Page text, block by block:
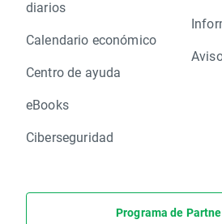
diarios
Calendario económico
Centro de ayuda
eBooks
Ciberseguridad
Programa de